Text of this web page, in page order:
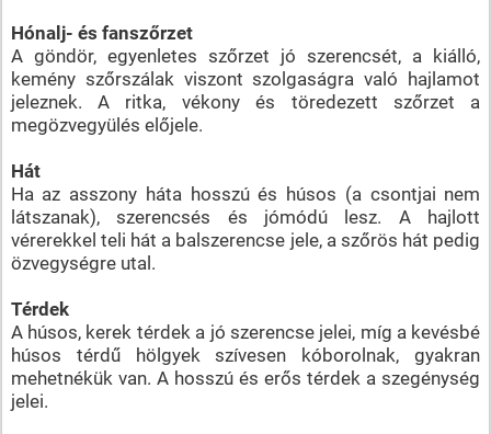
Hónalj- és fanszőrzet
A göndör, egyenletes szőrzet jó szerencsét, a kiálló,
kemény szőrszálak viszont szolgaságra való hajlamot
jeleznek. A ritka, vékony és töredezett szőrzet a
megözvegyülés előjele.
Hát
Ha az asszony háta hosszú és húsos (a csontjai nem
látszanak), szerencsés és jómódú lesz. A hajlott
vérerekkel teli hát a balszerencse jele, a szőrös hát pedig
özvegységre utal.
Térdek
A húsos, kerek térdek a jó szerencse jelei, míg a kevésbé
húsos térdű hölgyek szívesen kóborolnak, gyakran
mehetnékük van. A hosszú és erős térdek a szegénység
jelei.